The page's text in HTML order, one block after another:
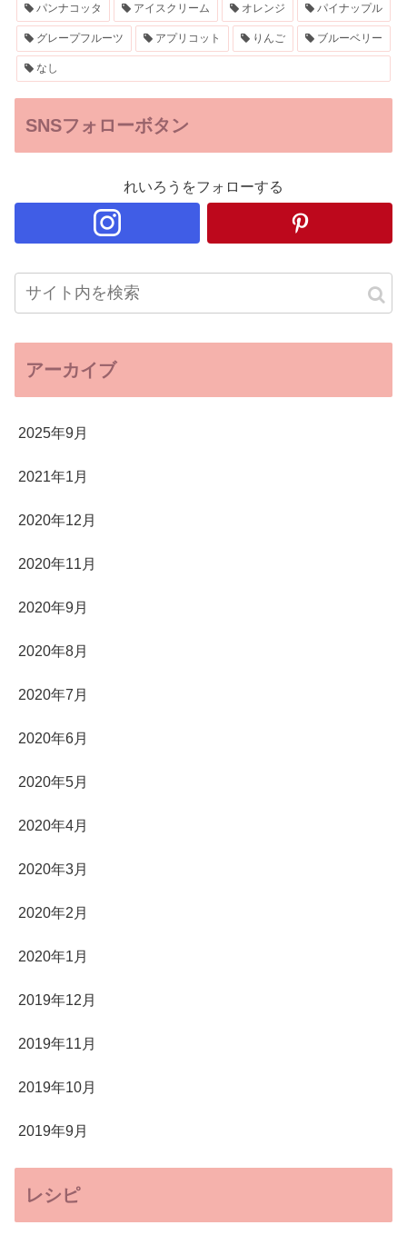
パンナコッタ アイスクリーム オレンジ パイナップル
グレープフルーツ アプリコット りんご ブルーベリー
なし
SNSフォローボタン
れいろうをフォローする
アーカイブ
2025年9月
2021年1月
2020年12月
2020年11月
2020年9月
2020年8月
2020年7月
2020年6月
2020年5月
2020年4月
2020年3月
2020年2月
2020年1月
2019年12月
2019年11月
2019年10月
2019年9月
レシピ